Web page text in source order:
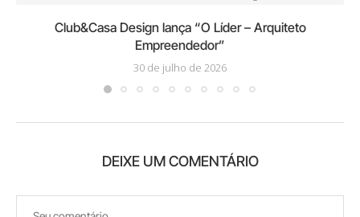
Club&Casa Design lança “O Líder – Arquiteto
Empreendedor”
30 de julho de 2026
DEIXE UM COMENTÁRIO